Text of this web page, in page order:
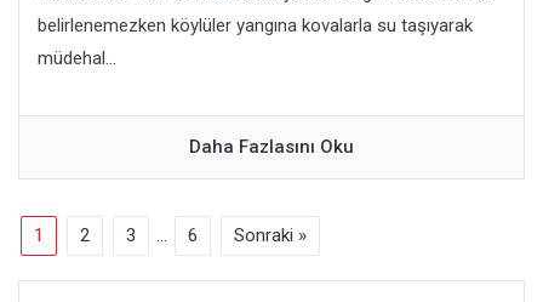
belirlenemezken köylüler yangına kovalarla su taşıyarak
müdehal...
Daha Fazlasını Oku
1 2 3 6 Sonraki »